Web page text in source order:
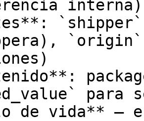
interna)
para
de vida** —